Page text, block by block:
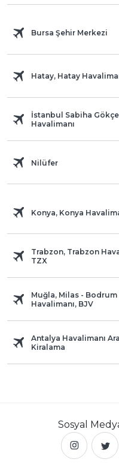
Bursa Şehir Merkezi
Hatay, Hatay
İstanbul Sabiha
Havalimanı
Nilüfer
Konya, Konya
Trabzon, Trabzon
TZX
Muğla, Milas - Bodrum
Havalimanı, BJV
Antalya Havalimanı
Kiralama
Sosyal